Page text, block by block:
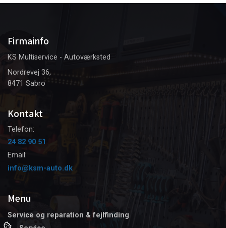
Firmainfo
KS Multiservice - Autoværksted
Nordrevej 36,
8471 Sabro
Kontakt
Telefon:
24 82 90 51
Email:
info@ksm-auto.dk
Menu
Service og reparation & fejlfinding